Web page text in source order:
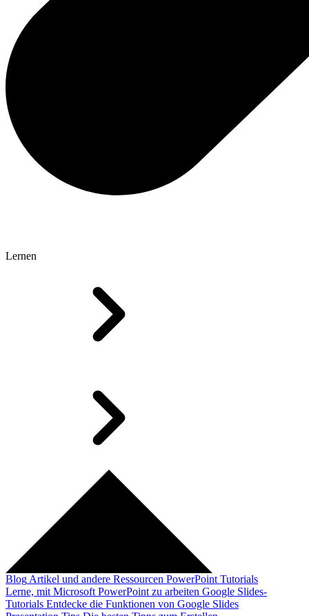
Lernen
Blog Artikel und andere Ressourcen PowerPoint Tutorials
Lerne, mit Microsoft PowerPoint zu arbeiten Google Slides-
Tutorials Entdecke die Funktionen von Google Slides